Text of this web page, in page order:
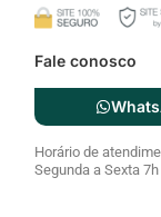
Horário de
Segunda a Sexta 7h
Cadastre seu
Email